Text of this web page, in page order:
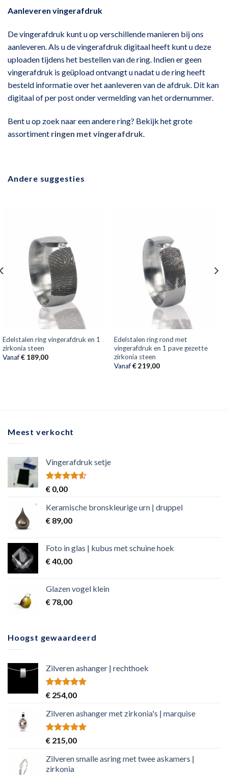
Aanleveren vingerafdruk
De vingerafdruk kunt u op verschillende manieren bij ons
aanleveren. Als u de vingerafdruk digitaal heeft kunt u deze
uploaden tijdens het bestellen van de ring. Indien er geen
vingerafdruk is geüpload ontvangt u nadat u de ring heeft
besteld informatie over het aanleveren van de afdruk. Dit kan
digitaal of per post onder vermelding van het ordernummer.
Bent u op zoek naar een andere ring? Bekijk het grote
assortiment ringen met vingerafdruk.
Andere suggesties
Edelstalen ring vingerafdruk en 1
zirkonia steen
Vanaf€189,00
Edelstalen ring rond met
vingerafdruk en 1 pave gezette
zirkonia steen
Vanaf€219,00
Meest verkocht
Vingerafdruk setje
Rated
4.50
of 5
€ 0,00
Keramische bronskleurige urn | druppel
€ 89,00
Foto in glas | kubus met schuine hoek
€40,00
Glazen vogel klein
€ 78,00
Hoogst gewaardeerd
Zilveren ashanger | rechthoek
Rated5.00
out of 5
€ 254,00
Zilveren ashanger met zirkonia's | marquise
Rated5.00
out of 5
€ 215,00
Zilveren smalle asring met twee askamers |
zirkonia